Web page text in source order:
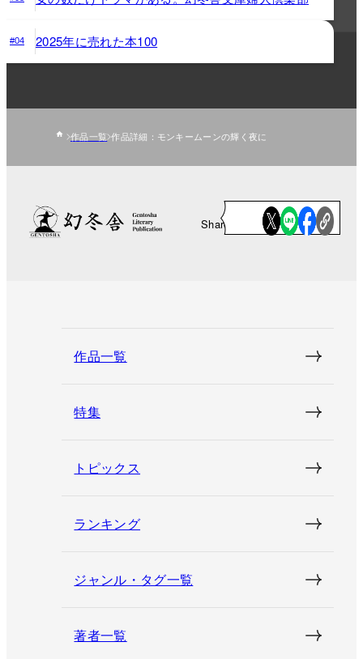
#04 2025年に売れた本100
作品一覧 作品詳細：モンキームーンの輝く夜に
Share
作品一覧
特集
トピックス
ランキング
ジャンル・タグ一覧
著者一覧